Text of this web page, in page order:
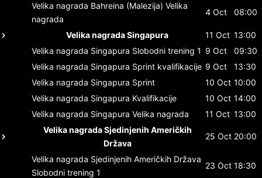
Velika nagrada Bahreina (Malezija) Velika
nagrada
4 Oct 08:00
Velika nagrada Singapura 11 Oct 13:00
Velika nagrada Singapura Slobodni trening 1 9 Oct
09:30
Velika nagrada Singapura Sprint kvalifikacije 9 Oct
13:30
Velika nagrada Singapura Sprint 10 Oct 10:00
Velika nagrada Singapura Kvalifikacije 10 Oct 14:00
Velika nagrada Singapura Velika nagrada 11 Oct 13:00
Velika nagrada Sjedinjenih Američkih
Država
25 Oct 20:00
Velika nagrada Sjedinjenih Američkih Država
Slobodni trening 1
23 Oct 18:30